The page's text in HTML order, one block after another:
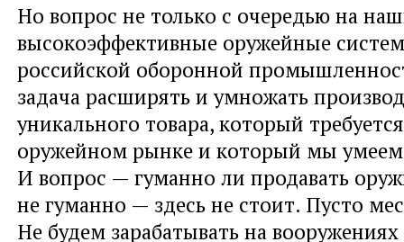
Но вопрос не только с очередью на
высокоэффективные оружейные
российской оборонной
задача расширять и умножать
уникального товара, который
оружейном рынке и который мы умеем
И вопрос — гуманно ли продавать
не гуманно — здесь не стоит. Пусто
Не будем зарабатывать на